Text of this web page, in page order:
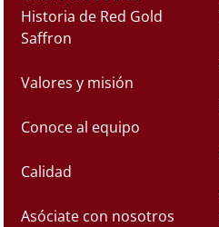
Historia de Red Gold
Saffron
Valores y misión
Conoce al equipo
Calidad
Asóciate con nosotros